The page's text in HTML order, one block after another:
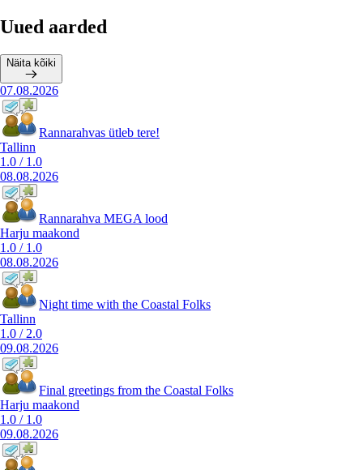
Uued aarded
Näita kõiki
07.08.2026
Rannarahvas ütleb tere!
Tallinn
1.0 / 1.0
08.08.2026
Rannarahva MEGA lood
Harju maakond
1.0 / 1.0
08.08.2026
Night time with the Coastal Folks
Tallinn
1.0 / 2.0
09.08.2026
Final greetings from the Coastal Folks
Harju maakond
1.0 / 1.0
09.08.2026